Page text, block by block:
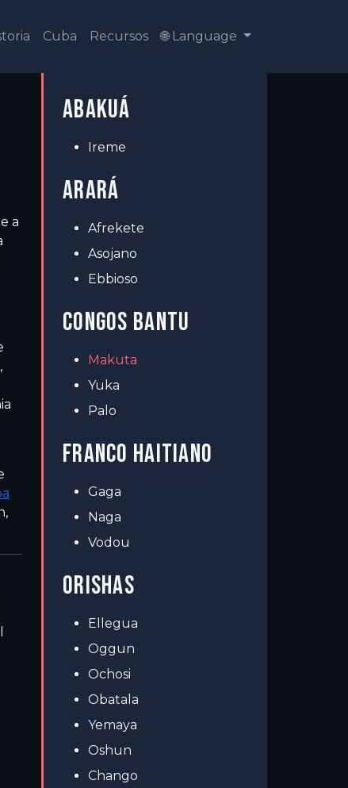
Cuba Recursos 🌐 Language
a
ABAKUÁ
Ireme
ARARÁ
Afrekete
Asojano
Ebbioso
CONGOS BANTU
Makuta
Yuka
Palo
FRANCO HAITIANO
Gaga
Naga
Vodou
ORISHAS
Ellegua
Oggun
Ochosi
Obatala
Yemaya
Oshun
Chango